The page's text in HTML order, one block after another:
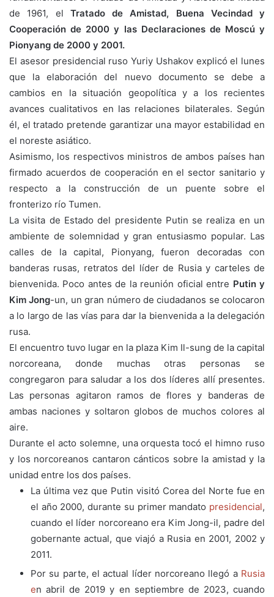
de 1961, el Tratado de Amistad, Buena Vecindad y
Cooperación de 2000 y las Declaraciones de Moscú y
Pionyang de 2000 y 2001.
El asesor presidencial ruso Yuriy Ushakov explicó el lunes
que la elaboración del nuevo documento se debe a
cambios en la situación geopolítica y a los recientes
avances cualitativos en las relaciones bilaterales. Según
él, el tratado pretende garantizar una mayor estabilidad en
el noreste asiático.
Asimismo, los respectivos ministros de ambos países han
firmado acuerdos de cooperación en el sector sanitario y
respecto a la construcción de un puente sobre el
fronterizo río Tumen.
La visita de Estado del presidente Putin se realiza en un
ambiente de solemnidad y gran entusiasmo popular. Las
calles de la capital, Pionyang, fueron decoradas con
banderas rusas, retratos del líder de Rusia y carteles de
bienvenida. Poco antes de la reunión oficial entre Putin y
Kim Jong-un, un gran número de ciudadanos se colocaron
a lo largo de las vías para dar la bienvenida a la delegación
rusa.
El encuentro tuvo lugar en la plaza Kim Il-sung de la capital
norcoreana, donde muchas otras personas se
congregaron para saludar a los dos líderes allí presentes.
Las personas agitaron ramos de flores y banderas de
ambas naciones y soltaron globos de muchos colores al
aire.
Durante el acto solemne, una orquesta tocó el himno ruso
y los norcoreanos cantaron cánticos sobre la amistad y la
unidad entre los dos países.
La última vez que Putin visitó Corea del Norte fue en
el año 2000, durante su primer mandato presidencial,
cuando el líder norcoreano era Kim Jong-il, padre del
gobernante actual, que viajó a Rusia en 2001, 2002 y
2011.
Por su parte, el actual líder norcoreano llegó aRusia
en abril de 2019 y en septiembre de 2023, cuando